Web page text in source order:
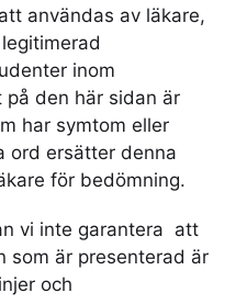
användas av läkare,
inom
på den här sidan är
har symtom eller
ord ersätter denna
för bedömning.
vi inte garantera att
som är presenterad är
och